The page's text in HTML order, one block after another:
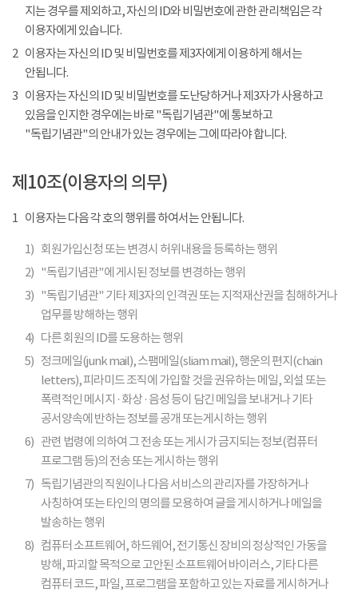
지는 경우를 제외하고, 자신의 ID와 비밀번호에 관한 관리책임은 각
이용자에게 있습니다.
2 이용자는 자신의 ID 및 비밀번호를 제3자에게 이용하게 해서는
안됩니다.
3 이용자는 자신의 ID 및 비밀번호를 도난당하거나 제3자가 사용하고
있음을 인지한 경우에는 바로 "독립기념관"에 통보하고
"독립기념관"의 안내가 있는 경우에는 그에 따라야 합니다.
제10조(이용자의 의무)
1 이용자는 다음 각 호의 행위를 하여서는 안됩니다.
1) 회원가입신청 또는 변경시 허위내용을 등록하는 행위
2) "독립기념관"에 게시된 정보를 변경하는 행위
3) "독립기념관" 기타 제3자의 인격권 또는 지적재산권을 침해하거나
업무를 방해하는 행위
4) 다른 회원의 ID를 도용하는 행위
5) 정크메일(junk mail), 스팸메일(sliam mail), 행운의 편지(chain
letters), 피라미드 조직에 가입할 것을 권유하는 메일, 외설 또는
폭력적인 메시지 · 화상 · 음성 등이 담긴 메일을 보내거나 기타
공서양속에 반하는 정보를 공개 또는게시하는 행위
6) 관련 법령에 의하여 그 전송 또는 게시가 금지되는 정보(컴퓨터
프로그램 등)의 전송 또는 게시하는 행위
7) 독립기념관의 직원이나 다음 서비스의 관리자를 가장하거나
사칭하여 또는 타인의 명의를 모용하여 글을 게시하거나 메일을
발송하는 행위
8) 컴퓨터 소프트웨어, 하드웨어, 전기통신 장비의 정상적인 가동을
방해, 파괴할 목적으로 고안된 소프트웨어 바이러스, 기타 다른
컴퓨터 코드, 파일, 프로그램을 포함하고 있는 자료를 게시하거나